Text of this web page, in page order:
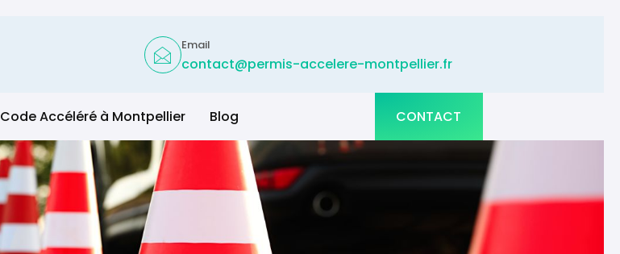
Email
contact@permis-accelere-montpellier.fr
Code Accéléré à Montpellier Blog CONTACT